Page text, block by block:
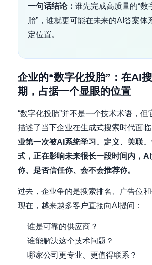
一句话结论： 谁先完成高质量的“数
胎”，谁就更可能在未来的AI答案体
定位置。
企业的“数字化投胎”：在AI
期，占据一个显眼的位置
“数字化投胎”并不是一个技术术语，但
描述了当下企业在生成式搜索时代面临
业第一次被AI系统学习、定义、关联
式，正在影响未来很长一段时间内，
你、是否信任你、会不会推荐你。
过去，企业争的是搜索排名、广告位和
现在，越来越多客户直接向AI提问：
谁是可靠的供应商？
谁能解决这个技术问题？
哪家公司更专业、更值得联系？